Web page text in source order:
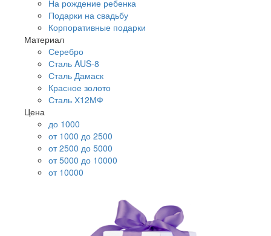
На рождение ребенка
Подарки на свадьбу
Корпоративные подарки
Материал
Серебро
Сталь AUS-8
Сталь Дамаск
Красное золото
Сталь Х12МФ
Цена
до 1000
от 1000 до 2500
от 2500 до 5000
от 5000 до 10000
от 10000